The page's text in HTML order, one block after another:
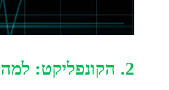
2. הקונפליקט: למה קשה להשקיע אתית נכון